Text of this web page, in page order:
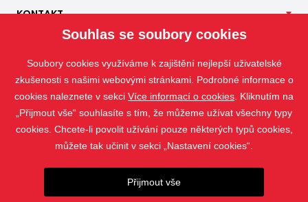
KONTAKT
Souhlas se soubory cookies
Soubory cookies využíváme k zajištění nejlepší uživatelské
zkušenosti s našimi webovými stránkami. Podrobné informace o
cookies naleznete v sekci Více informací o cookies . Kliknutím na
„Přijmout vše“ souhlasíte s tím, že můžeme užívat všechny typy
cookies. Chcete-li povolit užívání pouze některých typů cookies,
můžete tak učinit v sekci „Nastavení cookies“.
Přijmout vše